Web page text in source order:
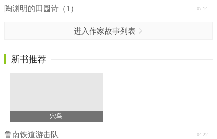
07-14
陶渊明的田园诗（1）
进入作家故事列表
新书推荐
穴鸟
04-22
鲁南铁道游击队